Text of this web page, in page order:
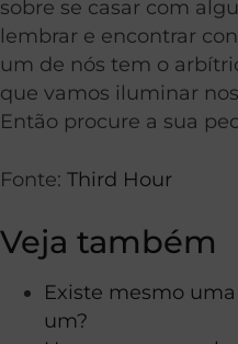
sobre se casar com
lembrar e encontrar
um de nós tem o
que vamos iluminar
Então procure a sua
Fonte: Third Hour
Veja também
Existe mesmo uma
um?